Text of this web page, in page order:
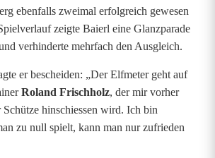
ebenfalls zweimal erfolgreich gewesen
zeigte Baierl eine Glanzparade
verhinderte mehrfach den Ausgleich.
er bescheiden: „Der Elfmeter geht auf
Roland Frischholz, der mir vorher
Schütze hinschiessen wird. Ich bin
zu null spielt, kann man nur zufrieden